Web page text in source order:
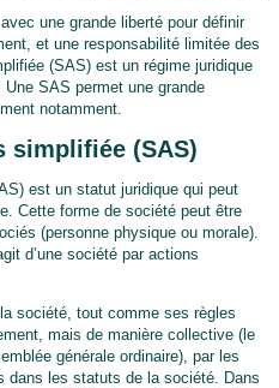
une grande liberté pour définir
et une responsabilité limitée des
(SAS) est un régime juridique
Une SAS permet une grande
notamment.
simplifiée (SAS)
est un statut juridique qui peut
Cette forme de société peut être
(personne physique ou morale).
d’une société par actions
société, tout comme ses règles
mais de manière collective (le
générale ordinaire), par les
dans les statuts de la société. Dans